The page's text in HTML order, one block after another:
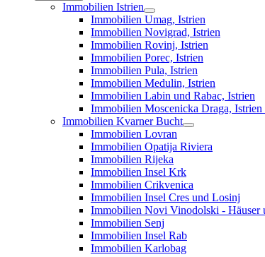
Immobilien Istrien
Immobilien Umag, Istrien
Immobilien Novigrad, Istrien
Immobilien Rovinj, Istrien
Immobilien Porec, Istrien
Immobilien Pula, Istrien
Immobilien Medulin, Istrien
Immobilien Labin und Rabac, Istrien
Immobilien Moscenicka Draga,
Immobilien Kvarner Bucht
Immobilien Lovran
Immobilien Opatija Riviera
Immobilien Rijeka
Immobilien Insel Krk
Immobilien Crikvenica
Immobilien Insel Cres und Losinj
Immobilien Novi Vinodolski - Häuser
Immobilien Senj
Immobilien Insel Rab
Immobilien Karlobag